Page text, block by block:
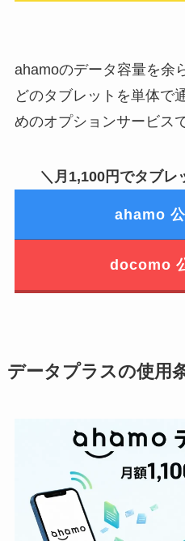
ahamoのデータ容量を余
どのタブレットを単体で
めのオプションサービス
＼ 月1,100円でタブレ
ahamo
docomo
データプラスの使用